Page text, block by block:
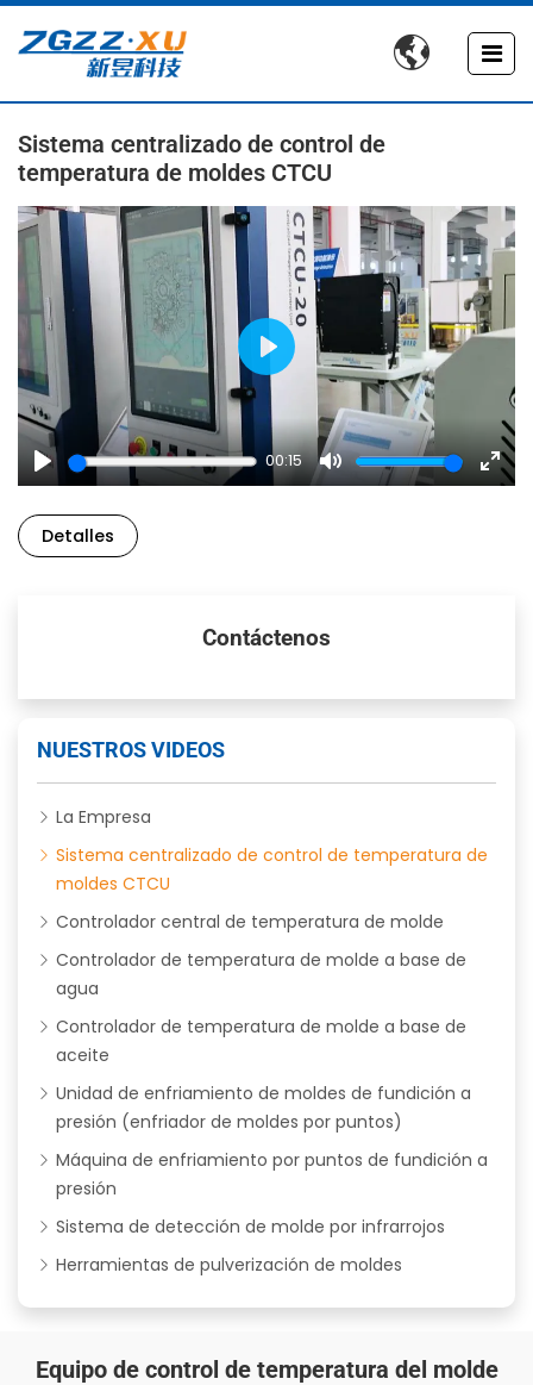

Sistema centralizado de control de
temperatura de moldes CTCU
Play
00:15
Mute
Enter
Play
Detalles
Contáctenos
NUESTROS VIDEOS
La Empresa
Sistema centralizado de control de temperatura de
moldes CTCU
Controlador central de temperatura de molde
Controlador de temperatura de molde a base de
agua
Controlador de temperatura de molde a base de
aceite
Unidad de enfriamiento de moldes de fundición a
presión (enfriador de moldes por puntos)
Máquina de enfriamiento por puntos de fundición a
presión
Sistema de detección de molde por infrarrojos
Herramientas de pulverización de moldes
Equipo de control de temperatura del molde